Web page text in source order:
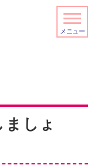
メニュー
しょ